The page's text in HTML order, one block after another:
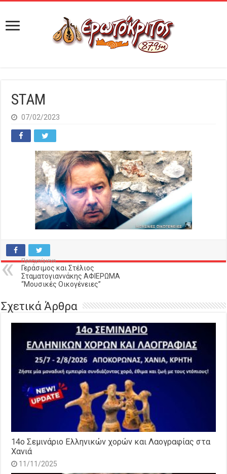
STAM
07/02/2023
Προηγούμενο
Γεράσιμος και Στέλιος
Σταματογιαννάκης ΑΦΙΕΡΩΜΑ
“Μουσικές Οικογένειες”
Σχετικά Άρθρα
14o Σεμινάριο Ελληνικών χορών και Λαογραφίας στα
Χανιά
11/11/2025